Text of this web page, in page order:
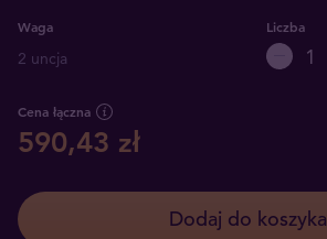
Waga
2 uncja
Liczba
Cena łączna
590,43 zł
Dodaj do koszyka